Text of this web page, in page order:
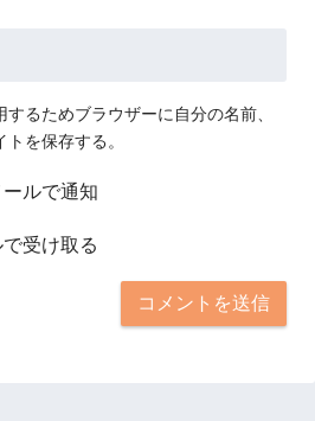
るためブラウザーに自分の名前、
を保存する。
ルで通知
受け取る